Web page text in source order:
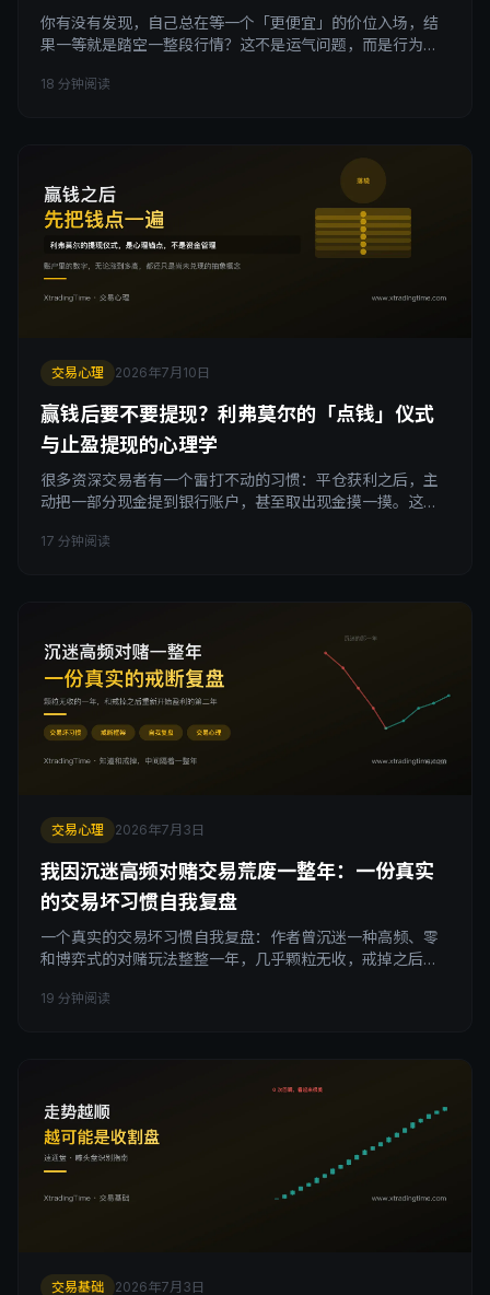
你有没有发现，自己总在等一个「更便宜」的价位入场，结
果一等就是踏空一整段行情？这不是运气问题，而是行为金
死成参照点，之后无论市场怎么变化都不愿意松手。这篇文
18 分钟阅读
交易心理 2026年7月10日
赢钱后要不要提现？利弗莫尔的「点钱」仪式
与止盈提现的心理学
很多资深交易者有一个雷打不动的习惯：平仓获利之后，主
动把一部分现金提到银行账户，甚至取出现金摸一摸。这不
户里的浮盈只是一个抽象数字，长期只盯着数字容易让人对
17 分钟阅读
交易心理 2026年7月3日
我因沉迷高频对赌交易荒废一整年：一份真实
的交易坏习惯自我复盘
一个真实的交易坏习惯自我复盘：作者曾沉迷一种高频、零
和博弈式的对赌玩法整整一年，几乎颗粒无收，戒掉之后第
触发场景、物理隔离诱因、用新的交易节奏替代旧路径依赖
19 分钟阅读
交易基础 2026年7月3日